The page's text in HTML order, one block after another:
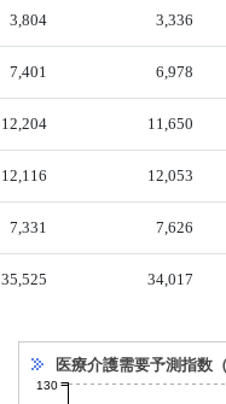
3,804 3,336
7,401 6,978
12,204 11,650
12,116 12,053
7,331 7,626
35,525 34,017
医療介護需要予測指数
130